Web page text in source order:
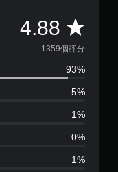
4.88 平
均
評
分
1359個評分
93%
5%
1%
0%
1%